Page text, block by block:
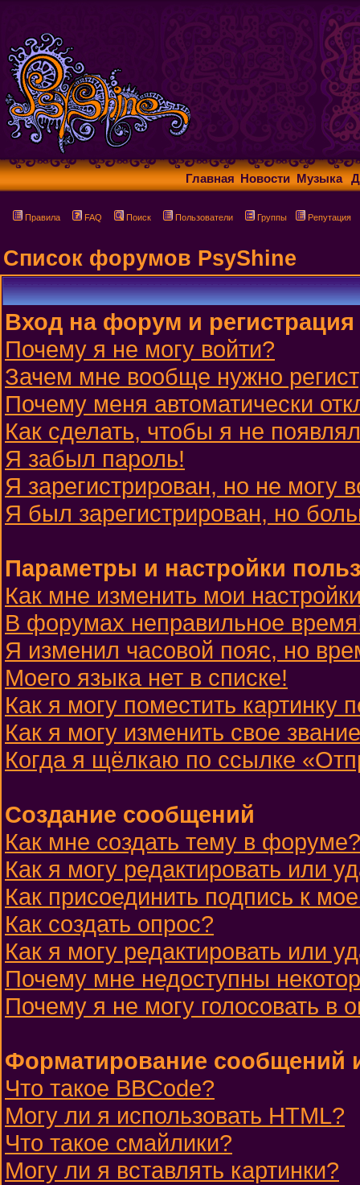
Главная Новости Музыка
Правила FAQ Поиск Пользователи Группы Репутация
Список форумов PsyShine
Вход на форум и регистрация
Почему я не могу войти?
Зачем мне вообще нужно
Почему меня автоматически
Как сделать, чтобы я не
Я забыл пароль!
Я зарегистрирован, но не могу
Я был зарегистрирован, но
Параметры и настройки
Как мне изменить мои
В форумах неправильное
Я изменил часовой пояс, но
Моего языка нет в списке!
Как я могу поместить картинку
Как я могу изменить свое
Когда я щёлкаю по ссылке
Создание сообщений
Как мне создать тему в форуме?
Как я могу редактировать или
Как присоединить подпись к
Как создать опрос?
Как я могу редактировать или
Почему мне недоступны
Почему я не могу голосовать в
Форматирование сообщений
Что такое BBCode?
Могу ли я использовать HTML?
Что такое смайлики?
Могу ли я вставлять картинки?